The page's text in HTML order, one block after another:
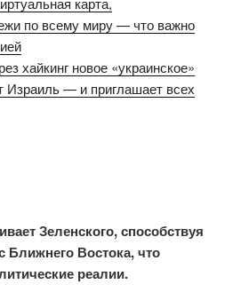
по всему миру — что важно
хайкинг новое «украинское»
Израиль — и приглашает всех
Зеленского, способствуя
Ближнего Востока, что
реалии.